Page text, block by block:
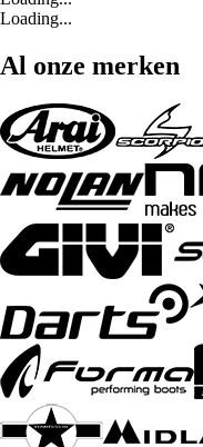
Loading...
Al onze merken